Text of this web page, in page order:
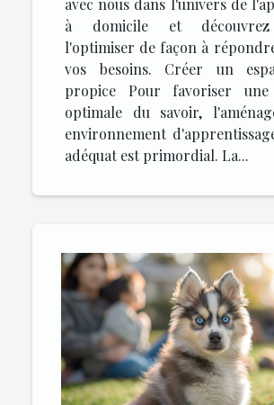
avec nous dans l'univers de
à domicile et découvrez
l'optimiser de façon à
vos besoins. Créer un
propice Pour favoriser une
optimale du savoir,
environnement
adéquat est primordial. La...